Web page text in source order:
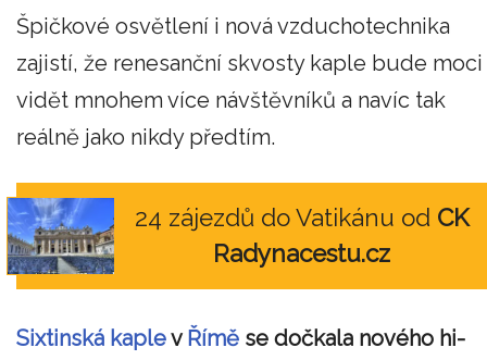
Špičkové osvětlení i nová vzduchotechnika
zajistí, že renesanční skvosty kaple bude moci
vidět mnohem více návštěvníků a navíc tak
reálně jako nikdy předtím.
24 zájezdů do Vatikánu od CK
Radynacestu.cz
Sixtinská kaplev Římě se dočkala nového hi-